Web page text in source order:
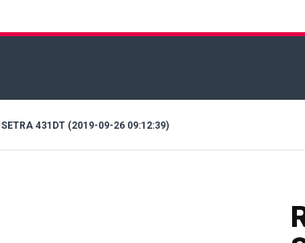
SETRA 431DT (2019-09-26 09:12:39)